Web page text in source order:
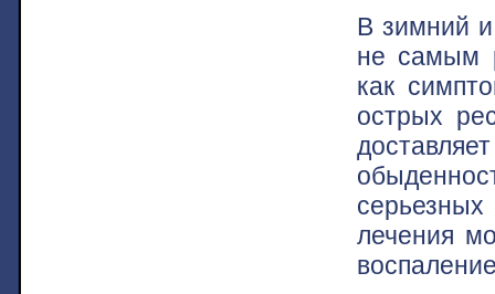
В зимний и
не самым
как
острых
лечения